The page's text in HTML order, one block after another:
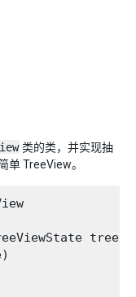
类的类，并实现抽
单 TreeView。